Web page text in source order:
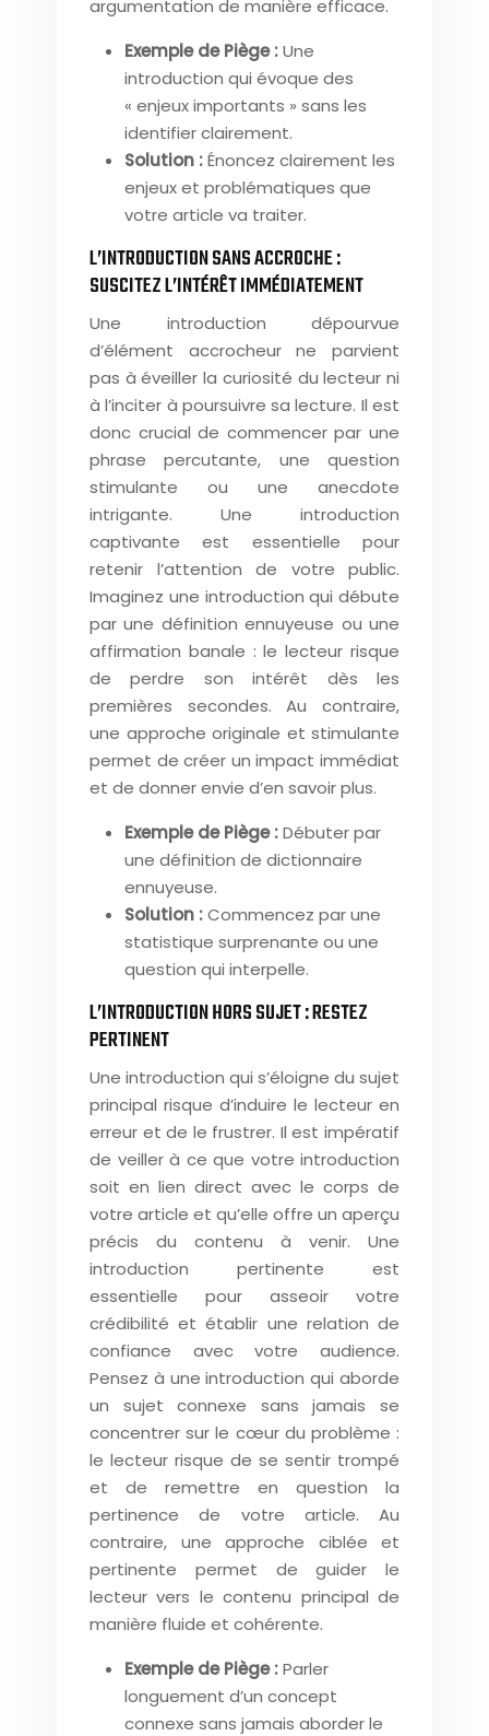
argumentation de manière efficace.
Exemple de Piège :Une
introduction qui évoque des
« enjeux importants » sans les
identifier clairement.
Solution :Énoncez clairement les
enjeux et problématiques que
votre article va traiter.
L’INTRODUCTION SANS ACCROCHE :
SUSCITEZ L’INTÉRÊT IMMÉDIATEMENT
Une introduction dépourvue
d’élément accrocheur ne parvient
pas à éveiller la curiosité du lecteur ni
à l’inciter à poursuivre sa lecture. Il est
donc crucial de commencer par une
phrase percutante, une question
stimulante ou une anecdote
intrigante. Une introduction
captivante est essentielle pour
retenir l’attention de votre public.
Imaginez une introduction qui débute
par une définition ennuyeuse ou une
affirmation banale : le lecteur risque
de perdre son intérêt dès les
premières secondes. Au contraire,
une approche originale et stimulante
permet de créer un impact immédiat
et de donner envie d’en savoir plus.
Exemple de Piège :Débuter par
une définition de dictionnaire
ennuyeuse.
Solution :Commencez par une
statistique surprenante ou une
question qui interpelle.
L’INTRODUCTION HORS SUJET : RESTEZ
PERTINENT
Une introduction qui s’éloigne du sujet
principal risque d’induire le lecteur en
erreur et de le frustrer. Il est impératif
de veiller à ce que votre introduction
soit en lien direct avec le corps de
votre article et qu’elle offre un aperçu
précis du contenu à venir. Une
introduction pertinente est
essentielle pour asseoir votre
crédibilité et établir une relation de
confiance avec votre audience.
Pensez à une introduction qui aborde
un sujet connexe sans jamais se
concentrer sur le cœur du problème :
le lecteur risque de se sentir trompé
et de remettre en question la
pertinence de votre article. Au
contraire, une approche ciblée et
pertinente permet de guider le
lecteur vers le contenu principal de
manière fluide et cohérente.
Exemple de Piège :Parler
longuement d’un concept
connexe sans jamais aborder le